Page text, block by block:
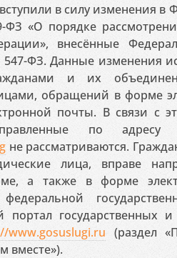
в силу изменения в
«О порядке
внесённые
547-ФЗ. Данные изменения
и их
обращений в форме
почты. В связи с
по адресу
не рассматриваются.
лица, вправе
а также в форме
портал государственных
www.gosuslugi.ru (раздел
вместе»).